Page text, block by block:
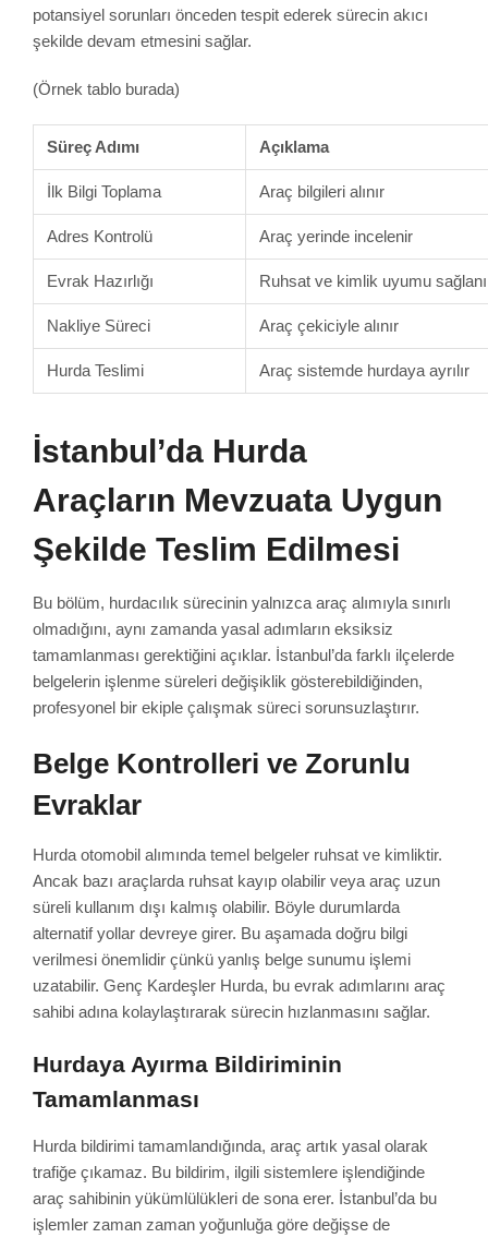
potansiyel sorunları önceden tespit ederek sürecin akıcı
şekilde devam etmesini sağlar.
(Örnek tablo burada)
Süreç Adımı Açıklama
İlk Bilgi Toplama Araç bilgileri alınır
Adres Kontrolü Araç yerinde incelenir
Evrak Hazırlığı Ruhsat ve kimlik uyumu
Nakliye Süreci Araç çekiciyle alınır
Hurda Teslimi Araç sistemde hurdaya ayrılır
İstanbul’da Hurda
Araçların Mevzuata Uygun
Şekilde Teslim Edilmesi
Bu bölüm, hurdacılık sürecinin yalnızca araç alımıyla sınırlı
olmadığını, aynı zamanda yasal adımların eksiksiz
tamamlanması gerektiğini açıklar. İstanbul’da farklı ilçelerde
belgelerin işlenme süreleri değişiklik gösterebildiğinden,
profesyonel bir ekiple çalışmak süreci sorunsuzlaştırır.
Belge Kontrolleri ve Zorunlu
Evraklar
Hurda otomobil alımında temel belgeler ruhsat ve kimliktir.
Ancak bazı araçlarda ruhsat kayıp olabilir veya araç uzun
süreli kullanım dışı kalmış olabilir. Böyle durumlarda
alternatif yollar devreye girer. Bu aşamada doğru bilgi
verilmesi önemlidir çünkü yanlış belge sunumu işlemi
uzatabilir. Genç Kardeşler Hurda, bu evrak adımlarını araç
sahibi adına kolaylaştırarak sürecin hızlanmasını sağlar.
Hurdaya Ayırma Bildiriminin
Tamamlanması
Hurda bildirimi tamamlandığında, araç artık yasal olarak
trafiğe çıkamaz. Bu bildirim, ilgili sistemlere işlendiğinde
araç sahibinin yükümlülükleri de sona erer. İstanbul’da bu
işlemler zaman zaman yoğunluğa göre değişse de